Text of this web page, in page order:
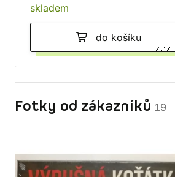
skladem
do košíku
Fotky od zákazníků 19